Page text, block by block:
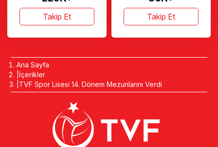
Takip Et Takip Et
Ana Sayfa
İçerikler
TVF Spor Lisesi 14. Dönem Mezunlarını Verdi